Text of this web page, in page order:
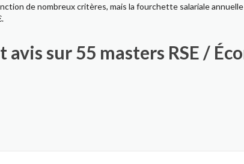
de nombreux critères, mais la fourchette salariale
avis sur 55 masters RSE /